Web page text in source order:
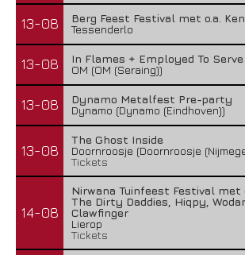
13-08
Berg Feest Festival met o.a.
Tessenderlo
13-08
In Flames + Employed To Serve
OM (OM (Seraing))
13-08
Dynamo Metalfest Pre-party
Dynamo (Dynamo (Eindhoven))
13-08
The Ghost Inside
Doornroosje (Doornroosje
Tickets
14-08
Nirwana Tuinfeest Festival met
The Dirty Daddies, Hiqpy,
Clawfinger
Lierop
Tickets